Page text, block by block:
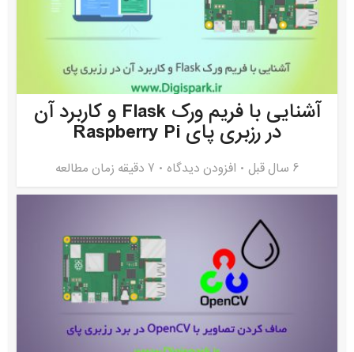
آشنایی با فریم ورک Flask و کاربرد آن
در رزبری پای Raspberry Pi
6 سال قبل افزودن دیدگاه 7 دقیقه زمان مطالعه